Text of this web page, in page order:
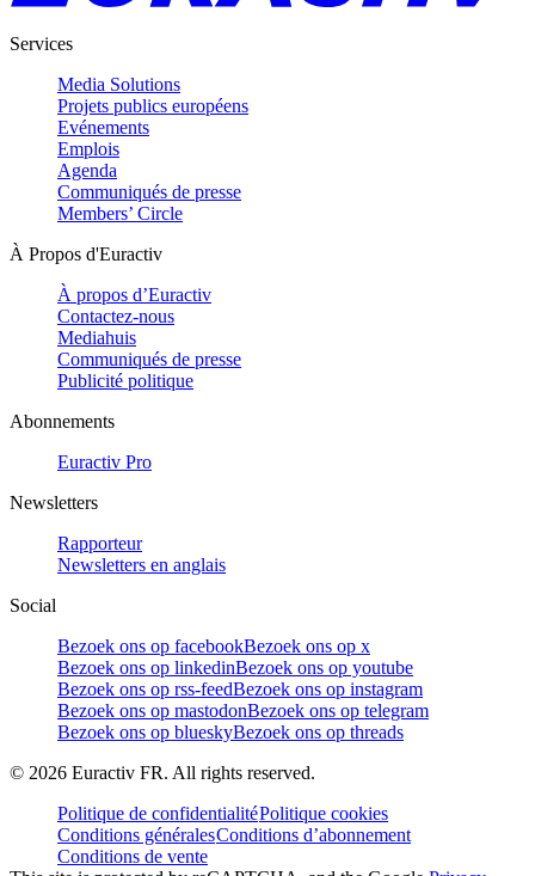
Services
Media Solutions
Projets publics européens
Evénements
Emplois
Agenda
Communiqués de presse
Members’ Circle
À Propos d'Euractiv
À propos d’Euractiv
Contactez-nous
Mediahuis
Communiqués de presse
Publicité politique
Abonnements
Euractiv Pro
Newsletters
Rapporteur
Newsletters en anglais
Social
Bezoek ons op facebookBezoek ons op x
Bezoek ons op linkedinBezoek ons op youtube
Bezoek ons op rss-feedBezoek ons op instagram
Bezoek ons op mastodonBezoek ons op telegram
Bezoek ons op blueskyBezoek ons op threads
© 2026 Euractiv FR. All rights reserved.
Politique de confidentialitéPolitique cookies
Conditions généralesConditions d’abonnement
Conditions de vente